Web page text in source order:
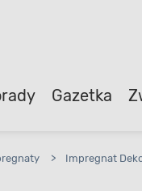
Gazetka
> Impregnat